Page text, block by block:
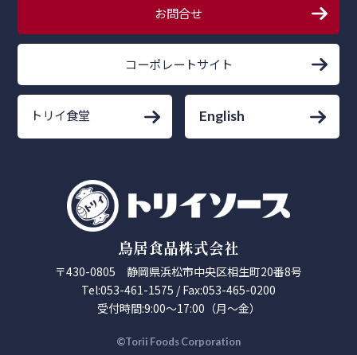
お問合せ
コーポレートサイト
トリイ食堂 English
鳥居食品株式会社
〒430-0805 静岡県浜松市中央区相生町20番8号
Tel:053-461-1575 / Fax:053-465-0200
受付時間:9:00～17:00（月～金）
©Torii Foods Corporation